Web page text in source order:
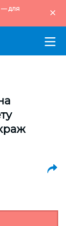
— для